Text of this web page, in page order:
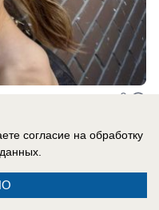
0
людей»: ВСУ
под
согласие на обработку